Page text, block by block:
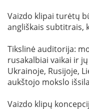
Vaizdo klipai turėtų
angliškais subtitrais,
Tikslinė auditorija:
rusakalbiai vaikai ir
Ukrainoje, Rusijoje,
aukštojo mokslo
Vaizdo klipų